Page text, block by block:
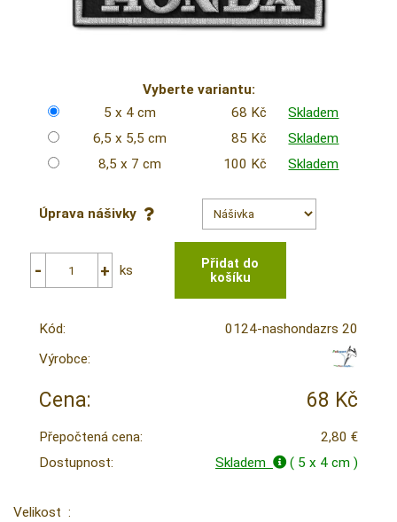
Vyberte variantu:
5 x 4 cm
68 Kč
Skladem
6,5 x 5,5 cm
85 Kč
Skladem
8,5 x 7 cm
100 Kč Skladem
Úprava nášivky
ks
Kód:
0124-nashondazrs 20
Výrobce:
Cena: 68 Kč
Přepočtená cena:
2,80 €
Dostupnost:
Skladem ( 5 x 4 cm )
Velikost :